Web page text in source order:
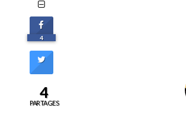
4
4
PARTAGES